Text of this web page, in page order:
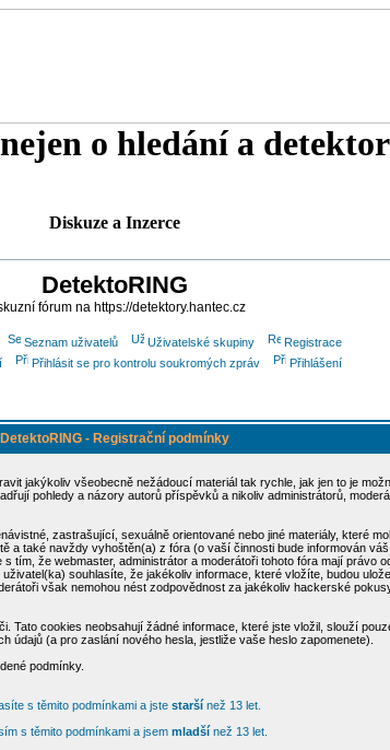
o hledání a
Diskuze a Inzerce
DetektoRING
fórum na https://detektory.hantec.cz
Seznam uživatelů Uživatelské skupiny
Registrace
Přihlásit se pro kontrolu soukromých zpráv Přihlášení
DetektoRING - Registrační podmínky
jakýkoliv všeobecně nežádoucí materiál tak rychle, jak jen to je
pohledy a názory autorů příspěvků a nikoliv administrátorů,
zastrašující, sexuálně orientované nebo jiné materiály, které
a také navždy vyhoštěn(a) z fóra (o vaší činnosti bude informován
tím, že webmaster, administrátor a moderátoři tohoto fóra mají právo
souhlasíte, že jakékoliv informace, které vložíte, budou
však nemohou nést zodpovědnost za jakékoliv hackerské
Tato cookies neobsahují žádné informace, které jste vložil, slouží
(a pro zaslání nového hesla, jestliže vaše heslo zapomenete).
podmínky.
s těmito podmínkami a jste staršínež 13 let.
s těmito podmínkami a jsem mladšínež 13 let.